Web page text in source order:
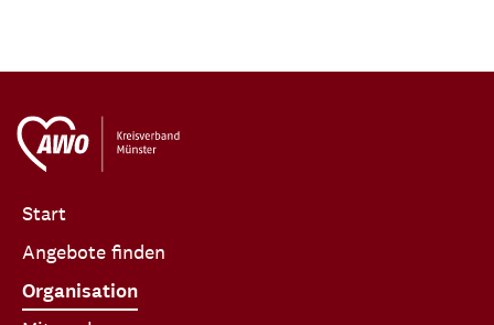
Start
Angebote finden
Organisation